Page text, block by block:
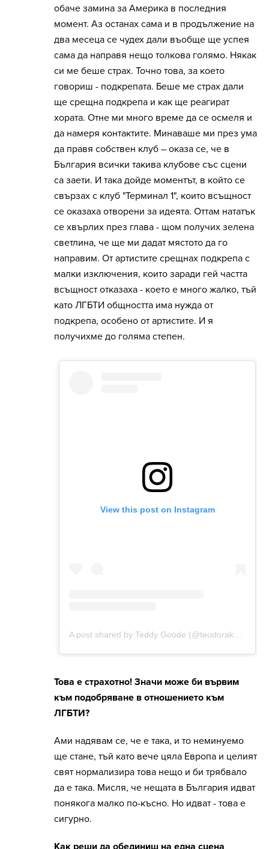
обаче замина за Америка в последния
момент. Аз останах сама и в продължение на
два месеца се чудех дали въобще ще успея
сама да направя нещо толкова голямо. Някак
си ме беше страх. Точно това, за което
говориш - подкрепата. Беше ме страх дали
ще срещна подкрепа и как ще реагират
хората. Отне ми много време да се осмеля и
да намеря контактите. Минаваше ми през ума
да правя собствен клуб – оказа се, че в
България всички такива клубове със сцени
са заети. И така дойде моментът, в който се
свързах с клуб "Терминал 1", които всъщност
се оказаха отворени за идеята. Оттам нататък
се хвърлих през глава - щом получих зелена
светлина, че ще ми дадат мястото да го
направим. От артистите срещнах подкрепа с
малки изключения, които заради гей частта
всъщност отказаха - което е много жалко, тъй
като ЛГБТИ общността има нужда от
подкрепа, особено от артистите. И я
получихме до голяма степен.
Това е страхотно! Значи може би вървим
към подобряване в отношението към
ЛГБТИ?
Ами надявам се, че е така, и то неминуемо
ще стане, тъй като вече цяла Европа и целият
свят нормализира това нещо и би трябвало
да е така. Мисля, че нещата в България идват
понякога малко по-късно. Но идват - това е
сигурно.
Как реши да обединиш на една сцена